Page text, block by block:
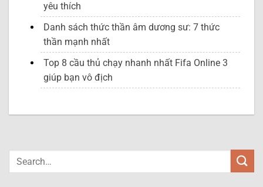
yêu thích
Danh sách thức thần âm dương sư: 7 thức
thần mạnh nhất
Top 8 cầu thủ chạy nhanh nhất Fifa Online 3
giúp bạn vô địch